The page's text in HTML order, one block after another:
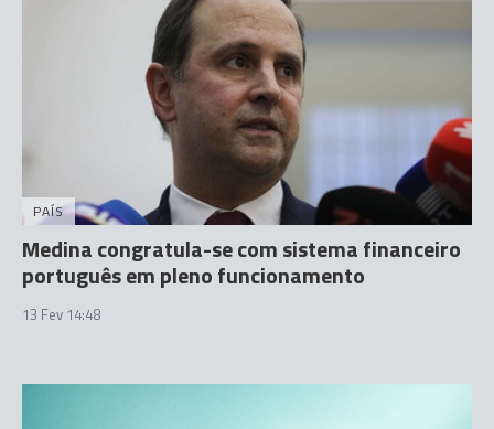
PAÍS
Medina congratula-se com sistema financeiro
português em pleno funcionamento
13 Fev 14:48